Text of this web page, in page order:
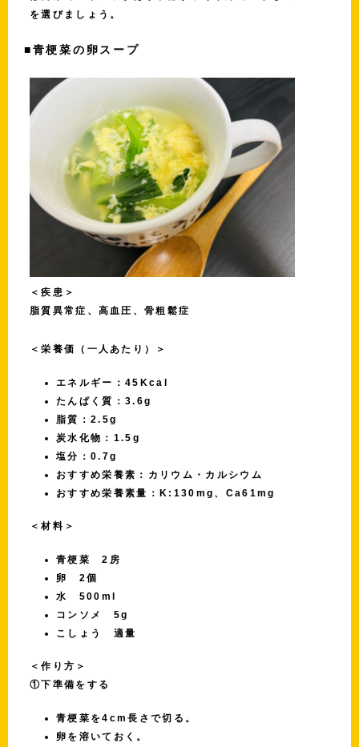
を選びましょう。
■青梗菜の卵スープ
＜疾患＞
脂質異常症、高血圧、骨粗鬆症
＜栄養価（一人あたり）＞
エネルギー：45Kcal
たんぱく質：3.6g
脂質：2.5g
炭水化物：1.5g
塩分：0.7g
おすすめ栄養素：カリウム・カルシウム
おすすめ栄養素量：K:130mg、Ca61mg
＜材料＞
青梗菜 2房
卵 2個
水 500ml
コンソメ 5g
こしょう 適量
＜作り方＞
①下準備をする
青梗菜を4cm長さで切る。
卵を溶いておく。